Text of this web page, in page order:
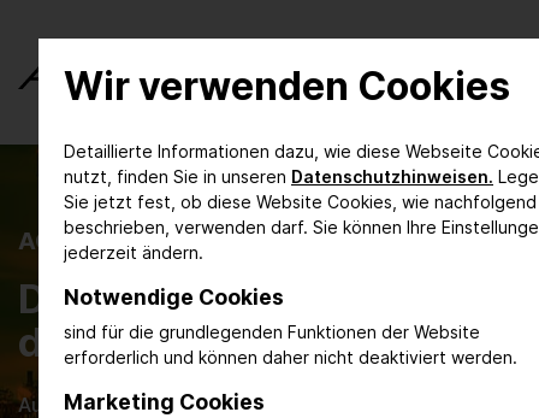
Wir verwenden Cookies
Detaillierte Informationen dazu, wie diese Webseite
nutzt, finden Sie in unseren Datenschutzhinweisen.
Sie jetzt fest, ob diese Website Cookies, wie nachfolgend
beschrieben, verwenden darf. Sie können Ihre
jederzeit ändern.
Notwendige Cookies
sind für die grundlegenden Funktionen der Website
erforderlich und können daher nicht deaktiviert werden.
Marketing Cookies
ACHEMA INSPIRE
Das digitale Magazin für
die Prozessindustrie
Aus der Forschung in die Praxis, Neues aus dem